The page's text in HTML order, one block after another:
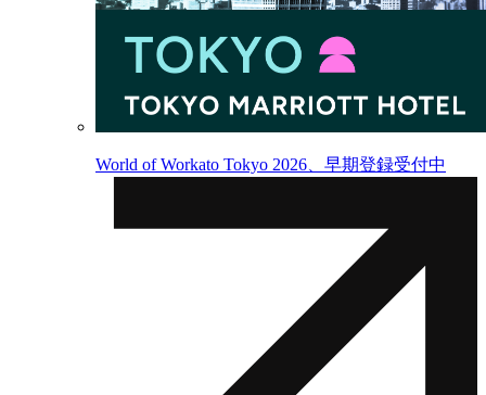
World of Workato Tokyo 2026、早期登録受付中